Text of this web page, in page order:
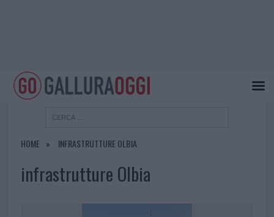
HOME INFRASTRUTTURE OLBIA
infrastrutture Olbia